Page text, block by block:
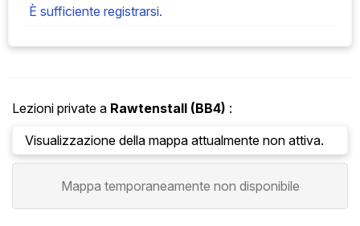
È sufficiente registrarsi.
Lezioni private a Rawtenstall (BB4) :
Visualizzazione della mappa attualmente non attiva.
Mappa temporaneamente non disponibile